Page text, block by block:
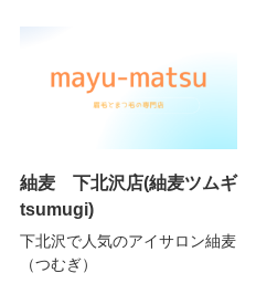
紬麦 下北沢店(紬麦ツムギ
tsumugi)
下北沢で人気のアイサロン紬麦
（つむぎ）